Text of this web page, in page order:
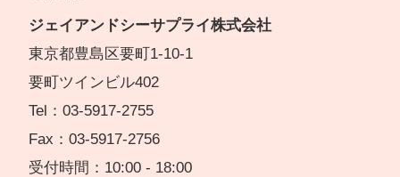
ジェイアンドシーサプライ株式会社
東京都豊島区要町1-10-1
要町ツインビル402
Tel：03-5917-2755
Fax：03-5917-2756
受付時間：10:00 - 18:00